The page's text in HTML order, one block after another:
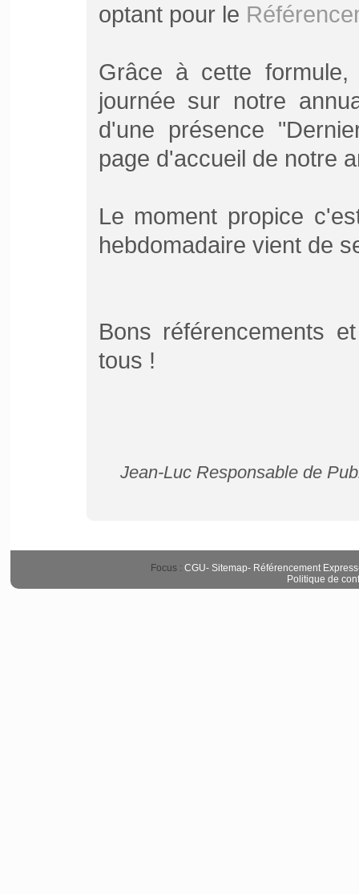
optant pour le
Grâce à cette
journée sur notre
d'une présence
page d'accueil de notre
Le moment propice
hebdomadaire vient de
Bons référencements
tous !
Jean-Luc Responsable de
Focus : CGU- Sitemap- Référencement Express
Politique de